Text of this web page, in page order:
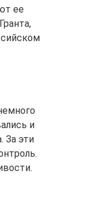
ее
и
За эти